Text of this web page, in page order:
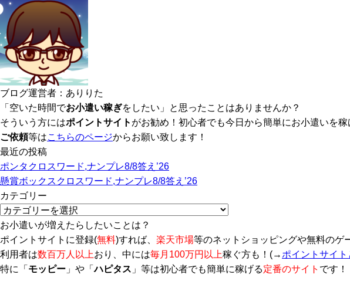
ブログ運営者：ありりた
「空いた時間でお小遣い稼ぎをしたい」と思ったことはありませんか？
そういう方にはポイントサイト がお勧め！初心者でも今日から簡単にお小遣いを
ご依頼等はこちらのページからお願い致します！
最近の投稿
ポンタクロスワード,ナンプレ8/8答え’26
懸賞ボックスクロスワード,ナンプレ8/8答え’26
カテゴリー
カ
テ
ゴ
リ
ー
お小遣いが増えたらしたいことは？
ポイントサイトに登録(無料)すれば、 楽天市場等のネットショッピングや無料のゲ
利用者は数百万人以上おり、中には毎月100万円以上稼ぐ方も！(→ ポイントサイト
特に「 モッピー 」や「ハピタス 」等は初心者でも簡単に稼げる定番のサイト です！